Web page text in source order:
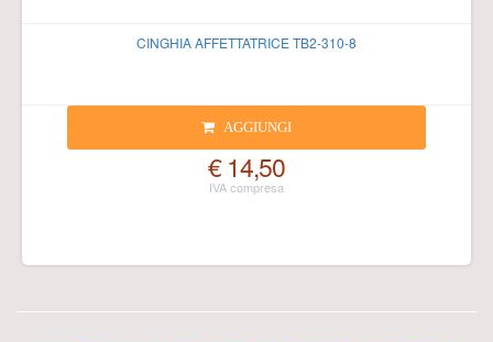
CINGHIA AFFETTATRICE TB2-310-8
AGGIUNGI
€ 14,50